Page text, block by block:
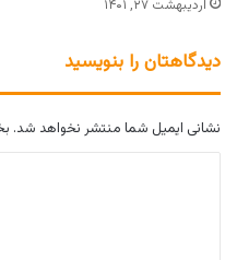
اردیبهشت ۲۷, ۱۴۰۱
دیدگاهتان را بنویسید
نشانی ایمیل شما منتشر نخواهد شد.